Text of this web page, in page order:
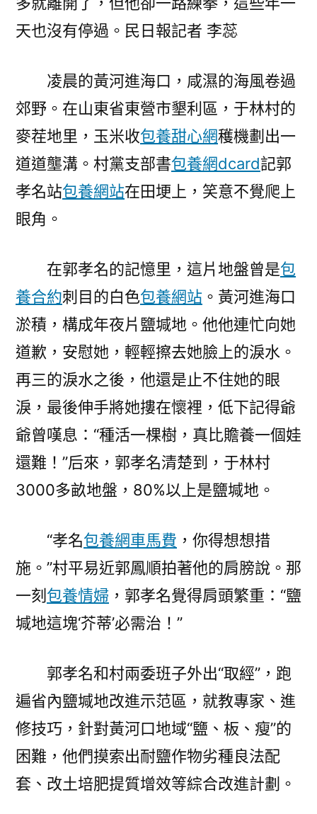
天也沒有停過。民日報記者 李蕊
凌晨的黃河進海口，咸濕的海風卷過
郊野。在山東省東營市墾利區，于林村的
麥茬地里，玉米收包養甜心網穫機劃出一
道道壟溝。村黨支部書包養網dcard記郭
孝名站包養網站在田埂上，笑意不覺爬上
眼角。
在郭孝名的記憶里，這片地盤曾是包
養合約刺目的白色包養網站 。黃河進海口
淤積，構成年夜片鹽堿地。他他連忙向她
道歉，安慰她，輕輕擦去她臉上的淚水。
再三的淚水之後，他還是止不住她的眼
淚，最後伸手將她摟在懷裡，低下記得爺
爺曾嘆息：“種活一棵樹，真比贍養一個娃
還難！”后來，郭孝名清楚到，于林村
3000多畝地盤，80%以上是鹽堿地。
“孝名包養網車馬費 ，你得想想措
施。”村平易近郭鳳順拍著他的肩膀說。那
一刻 包養情婦 ，郭孝名覺得肩頭繁重：“鹽
堿地這塊‘芥蒂’必需治！”
郭孝名和村兩委班子外出“取經”，跑
遍省內鹽堿地改進示范區，就教專家、進
修技巧，針對黃河口地域“鹽、板、瘦”的
困難，他們摸索出耐鹽作物劣種良法配
套、改土培肥提質增效等綜合改進計劃。